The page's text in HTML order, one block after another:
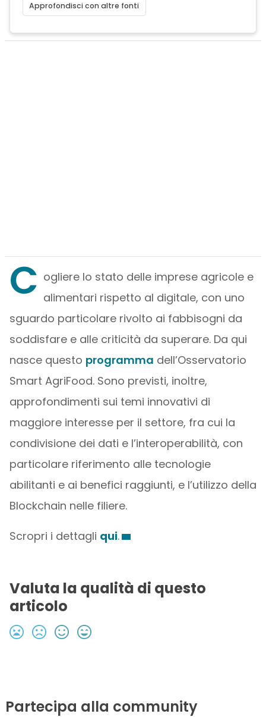
Approfondisci con altre fonti
C ogliere lo stato delle imprese agricole e
alimentari rispetto al digitale, con uno
sguardo particolare rivolto ai fabbisogni da
soddisfare e alle criticità da superare. Da qui
nasce questo programma dell’Osservatorio
Smart AgriFood. Sono previsti, inoltre,
approfondimenti sui temi innovativi di
maggiore interesse per il settore, fra cui la
condivisione dei dati e l’interoperabilità, con
particolare riferimento alle tecnologie
abilitanti e ai benefici raggiunti, e l’utilizzo della
Blockchain nelle filiere.
Scropri i dettagli qui.
Valuta la qualità di questo
articolo
Partecipa alla community